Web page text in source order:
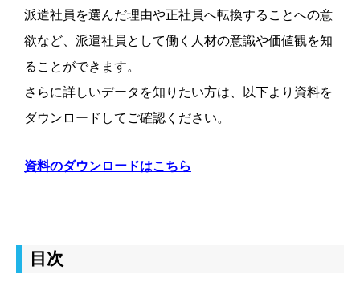
派遣社員を選んだ理由や正社員へ転換することへの意
欲など、派遣社員として働く人材の意識や価値観を知
ることができます。
さらに詳しいデータを知りたい方は、以下より資料を
ダウンロードしてご確認ください。
資料のダウンロードはこちら
目次